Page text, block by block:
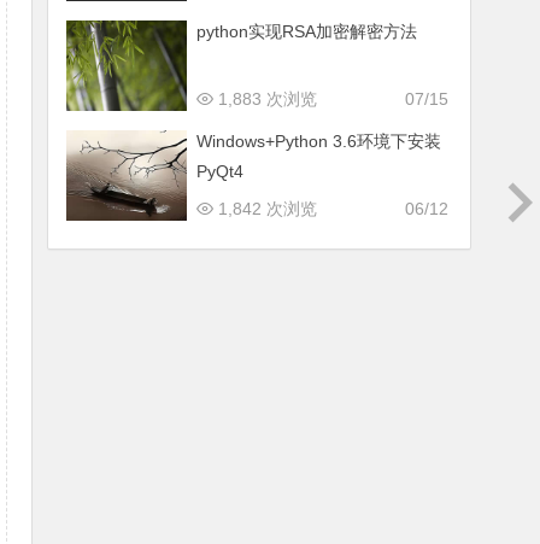
python实现RSA加密解密方法
07/15
1,883 次浏览
Windows+Python 3.6环境下安装
PyQt4
06/12
1,842 次浏览